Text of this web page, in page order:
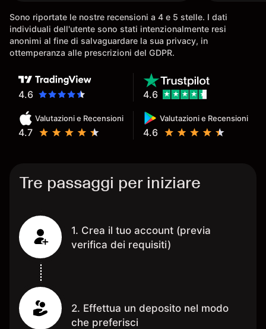
Sono riportate le nostre recensioni a 4 e 5 stelle. I dati
individuali dell'utente sono stati intenzionalmente resi
anonimi al fine di salvaguardare la sua privacy, in
ottemperanza alle prescrizioni del GDPR.
4.6
Valutazioni e Recensioni
4.7
Valutazioni e Recensioni
4.6
4.6
Tre passaggi per iniziare
1. Crea il tuo account (previa
verifica dei requisiti)
2. Effettua un deposito nel modo
che preferisci